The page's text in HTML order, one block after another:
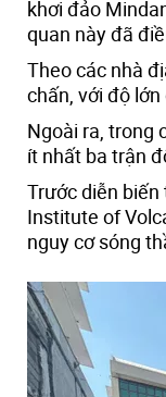
khơi đảo
quan này đã
Theo các nhà
chấn, với độ
Ngoài ra, trong
ít nhất ba trận
Trước diễn biến
Institute of
nguy cơ sóng